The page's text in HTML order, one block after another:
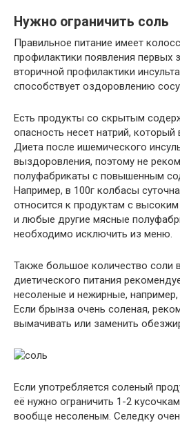
Нужно ограничить соль
Правильное питание имеет
профилактики появления первых
вторичной профилактики
способствует оздоровлению
Есть продукты со скрытым
опасность несет натрий, который
Диета после ишемического
выздоровления, поэтому не
полуфабрикаты с повышенным
Например, в 100г колбасы
относится к продуктам с
и любые другие мясные
необходимо исключить из меню.
Также большое количество соли
диетического питания
несоленые и нежирные,
Если брынза очень соленая,
вымачивать или заменить
Если употребляется соленый
её нужно ограничить 1-2
вообще несоленым. Селедку